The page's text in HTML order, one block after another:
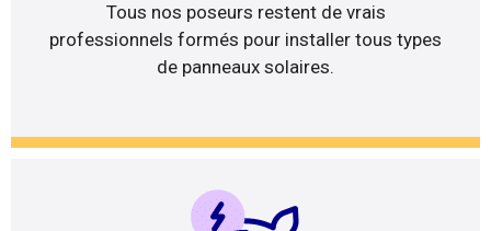
Tous nos poseurs restent de vrais
professionnels formés pour installer tous types
de panneaux solaires.